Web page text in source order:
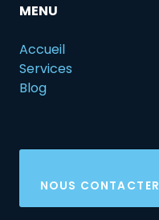
MENU
Accueil
Services
Blog
NOUS CONTACTER